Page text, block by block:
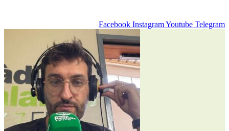
Facebook InstagramYoutube Telegram